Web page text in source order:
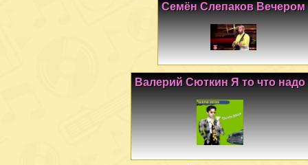
Семён Слепаков Вечером
Валерий Сюткин Я то что надо